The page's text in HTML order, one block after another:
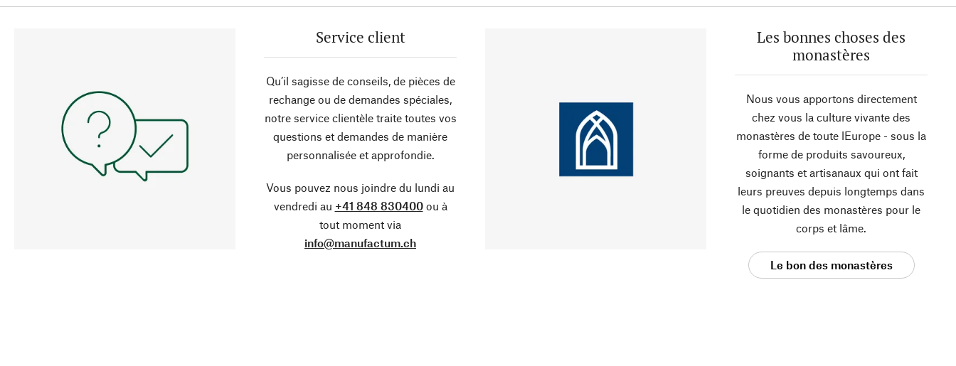
Service client
Qu’il sagisse de conseils, de pièces de
rechange ou de demandes spéciales,
notre service clientèle traite toutes vos
questions et demandes de manière
personnalisée et approfondie.
Vous pouvez nous joindre du lundi au
vendredi au +41 848 830400ou à
tout moment via
info@manufactum.ch
Les bonnes choses des
monastères
Nous vous apportons directement
chez vous la culture vivante des
monastères de toute lEurope - sous la
forme de produits savoureux,
soignants et artisanaux qui ont fait
leurs preuves depuis longtemps dans
le quotidien des monastères pour le
corps et lâme.
Le bon des monastères